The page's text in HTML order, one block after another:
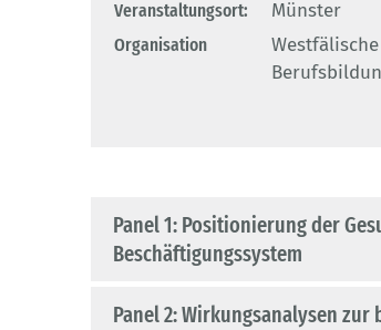
Veranstaltungsort:
Münster
Organisation
Panel 1: Positionierung der
Beschäftigungssystem
Panel 2: Wirkungsanalysen